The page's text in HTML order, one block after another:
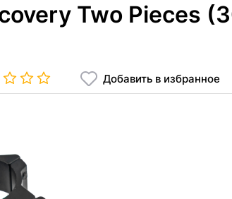
Two Pieces
Добавить в избранное